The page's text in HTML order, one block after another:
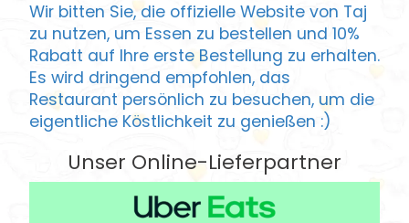
Wir bitten Sie, die offizielle Website von Taj
zu nutzen, um Essen zu bestellen und 10%
Rabatt auf Ihre erste Bestellung zu erhalten.
Es wird dringend empfohlen, das
Restaurant persönlich zu besuchen, um die
eigentliche Köstlichkeit zu genießen :)
Unser Online-Lieferpartner